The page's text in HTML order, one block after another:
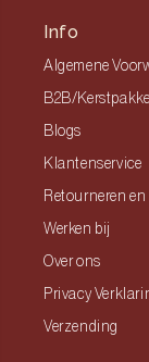
Info
Algemene
B2B/
Blogs
Klantenservice
Retourneren
Werken bij
Over ons
Privacy
Verzending